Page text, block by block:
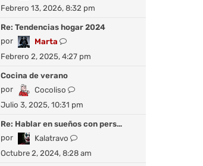
e
s
a
j
i
e
a
j
ú
l
i
m
e
s
a
j
Febrero 13, 2026, 8:32 pm
Re: Tendencias hogar 2024
por
Marta
V
e
ú
l
i
m
m
e
Febrero 2, 2025, 4:27 pm
Cocina de verano
por
Cocoliso
V
ú
l
i
Julio 3, 2025, 10:31 pm
Re: Hablar en sueños con pers…
por
Kalatravo
V
e
Octubre 2, 2024, 8:28 am